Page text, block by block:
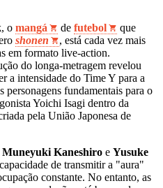
, o mangá de futebol
que
shonen
, está cada vez mais
em formato live-action.
do longa-metragem revelou
a intensidade do Time Y para a
fundamentais para o
Yoichi Isagi dentro da
pela União Japonesa de
Muneyuki Kaneshiro e Yusuke
de transmitir a "aura"
constante. No entanto, as